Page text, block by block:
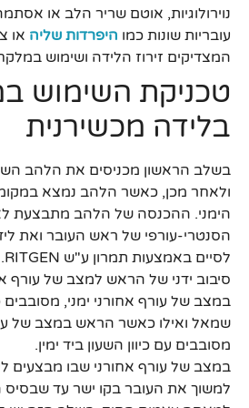
נוירולוגיות, אוטם שריר הלב או אסתמה
עובריות שונות כמו היפרדות שליה או
המצדיקים זירוז הלידה ושימוש
טכניקת השימוש
בלידה מכשירנית
בשלב הראשון מכניסים את הלהב
ולאחר מכן, כאשר הלהב נמצא
הימני. ההכנסה של הלהב מתבצעת
הסנטרי-עורפי של ראש העובר ואת
לסיים באמצעות תמרון ע"ש RITGEN.
סיבוב ידני של הראש למצב של עורף
במצב של עורף אחורני ימני, מסובבים
שמאל ואילו כאשר הראש במצב של
מסובבים עם כיוון השעון ביד ימין.
במצב של עורף אחורני שבו מבצעים
למשוך את העובר בקו ישר עד